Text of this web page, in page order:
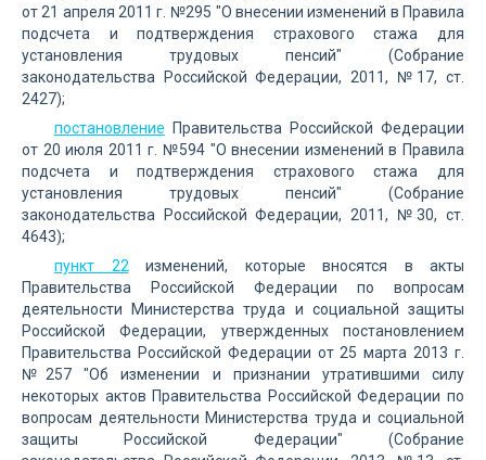
от 21 апреля 2011 г. №295 "О внесении изменений в Правила
подсчета и подтверждения страхового стажа для
установления трудовых пенсий" (Собрание
законодательства Российской Федерации, 2011, №17, ст.
2427);
постановление Правительства Российской Федерации
от 20 июля 2011 г. №594 "О внесении изменений в Правила
подсчета и подтверждения страхового стажа для
установления трудовых пенсий" (Собрание
законодательства Российской Федерации, 2011, №30, ст.
4643);
пункт 22 изменений, которые вносятся в акты
Правительства Российской Федерации по вопросам
деятельности Министерства труда и социальной защиты
Российской Федерации, утвержденных постановлением
Правительства Российской Федерации от 25 марта 2013 г.
№257 "Об изменении и признании утратившими силу
некоторых актов Правительства Российской Федерации по
вопросам деятельности Министерства труда и социальной
защиты Российской Федерации" (Собрание